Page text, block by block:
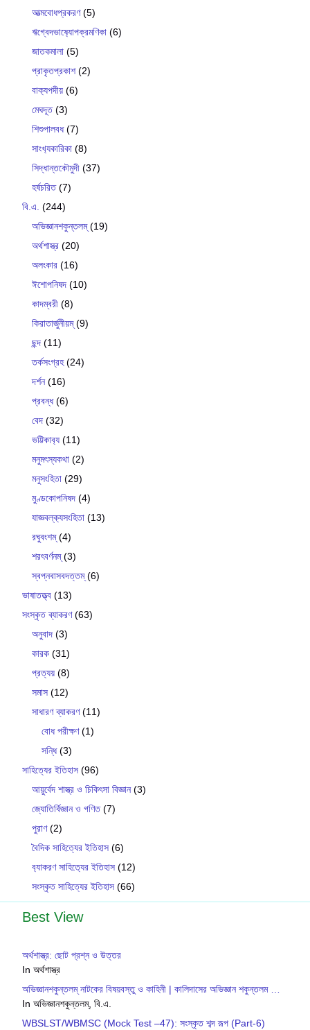
আত্মবোধপ্রকরণ(5)
ঋগ্বেদভাষ‍্যোপক্রমণিকা (6)
জাতকমালা (5)
প্রাকৃতপ্রকাশ(2)
বাক‍্যপদীয় (6)
মেঘদূত(3)
শিশুপালবধ(7)
সাংখ‍্যকারিকা (8)
সিদ্ধান্তকৌমুদী (37)
হর্ষচরিত(7)
বি.এ. (244)
অভিজ্ঞানশকুন্তলম্(19)
অর্থশাস্ত্র (20)
অলংকার (16)
ঈশোপনিষদ (10)
কাদম্বরী (8)
কিরাতার্জুনীয়ম্(9)
ছন্দ (11)
তর্কসংগ্রহ(24)
দর্শন(16)
প্রবন্ধ(6)
বেদ (32)
ভট্টিকাব‍্য (11)
মনুমৎস্যকথা (2)
মনুসংহিতা (29)
মুণ্ডকোপনিষদ (4)
যাজ্ঞবল্ক‍্যসংহিতা (13)
রঘুবংশম্(4)
শরৎবর্ণনম্(3)
স্বপ্নবাসবদত্তম্(6)
ভাষাতত্ত্ব (13)
সংস্কৃত ব্যাকরণ(63)
অনুবাদ (3)
কারক (31)
প্রত্যয় (8)
সমাস (12)
সাধারণ ব্যাকরণ(11)
বোধ পরীক্ষণ(1)
সন্ধি(3)
সাহিত্যের ইতিহাস (96)
আয়ুর্বেদ শাস্ত্র ও চিকিৎসা বিজ্ঞান(3)
জ্যোতির্বিজ্ঞান ও গণিত(7)
পুরাণ(2)
বৈদিক সাহিত্যের ইতিহাস (6)
ব‍্যাকরণ সাহিত‍্যের ইতিহাস (12)
সংস্কৃত সাহিত্যের ইতিহাস (66)
Best View
অর্থশাস্ত্র: ছোট প্রশ্ন ও উত্তর
In অর্থশাস্ত্র
অভিজ্ঞানশকুন্তলম্ নাটকের বিষয়বস্তু ও কাহিনী | কালিদাসের অভিজ্ঞান শকুন্তলম …
In অভিজ্ঞানশকুন্তলম্, বি.এ.
WBSLST/WBMSC (Mock Test –47): সংস্কৃত শব্দ রূপ (Part-6)